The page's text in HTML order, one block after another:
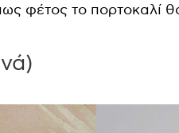
φέτος το πορτοκαλί